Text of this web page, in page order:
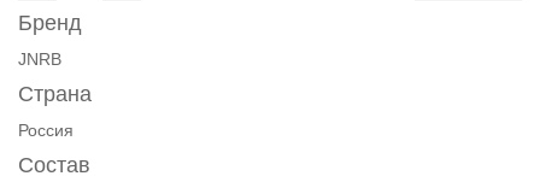
Бренд
JNRB
Страна
Россия
Состав